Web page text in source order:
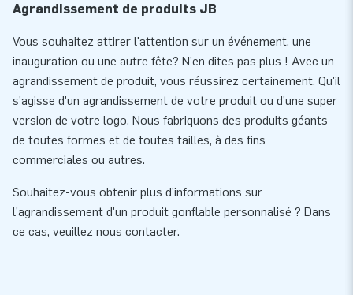
Agrandissement de produits JB
Vous souhaitez attirer l'attention sur un événement, une
inauguration ou une autre fête? N'en dites pas plus ! Avec un
agrandissement de produit, vous réussirez certainement. Qu'il
s'agisse d'un agrandissement de votre produit ou d'une super
version de votre logo. Nous fabriquons des produits géants
de toutes formes et de toutes tailles, à des fins
commerciales ou autres.
Souhaitez-vous obtenir plus d'informations sur
l'agrandissement d'un produit gonflable personnalisé ? Dans
ce cas, veuillez nous contacter.